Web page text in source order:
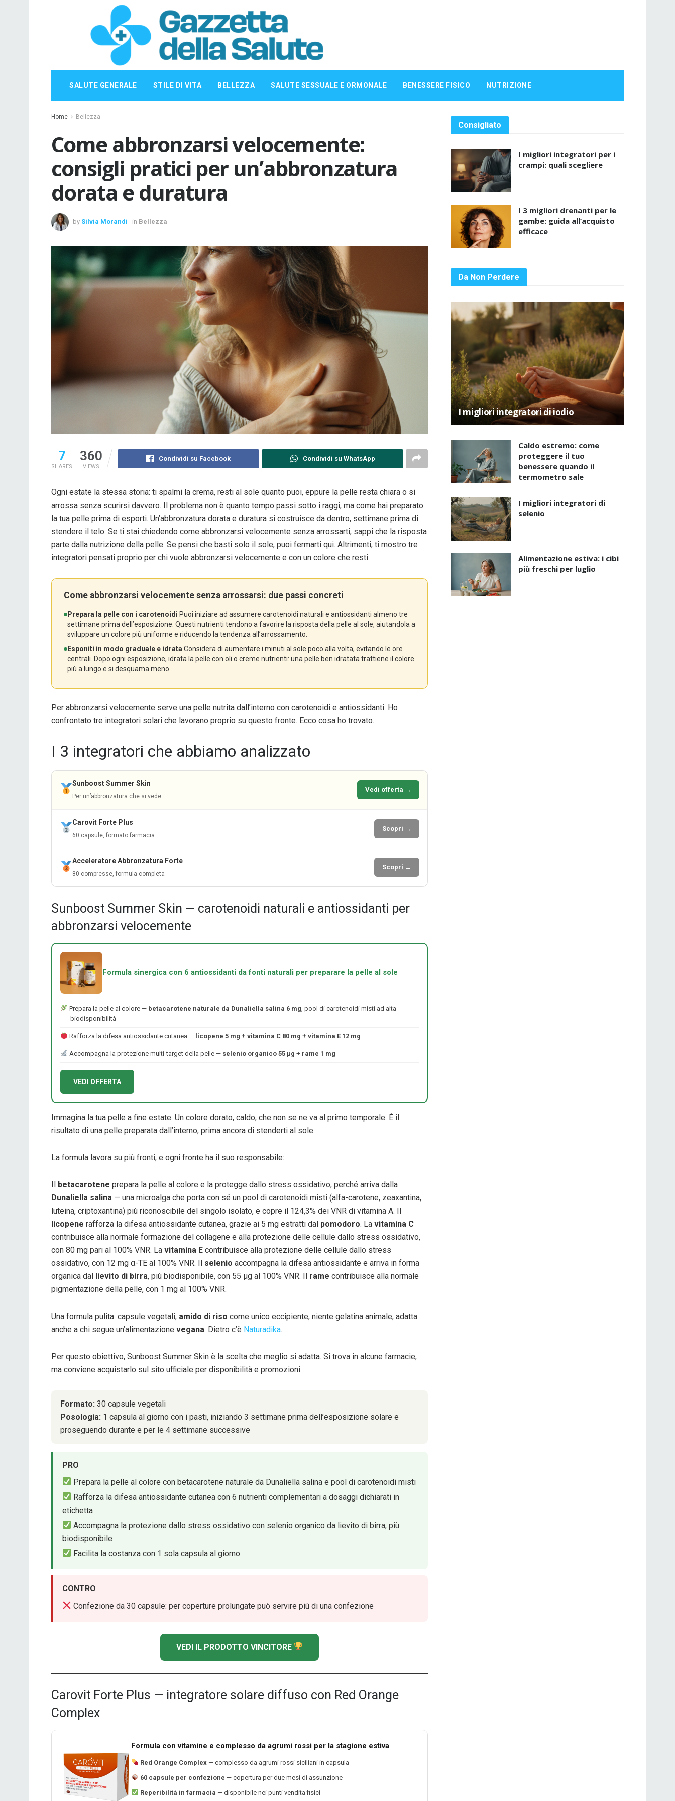
SALUTE GENERALE STILE DI VITA BELLEZZA SALUTE SESSUALE E ORMONALE BENESSERE FISICO NUTRIZIONE
Home Bellezza
Come abbronzarsi velocemente:
consigli pratici per un’abbronzatura
dorata e duratura
by Silvia Morandi in Bellezza
7
SHARES
360
VIEWS
Condividi su Facebook Condividi su WhatsApp
Ogni estate la stessa storia: ti spalmi la crema, resti al sole quanto puoi, eppure la pelle resta chiara o si
arrossa senza scurirsi davvero. Il problema non è quanto tempo passi sotto i raggi, ma come hai preparato
la tua pelle prima di esporti. Un’abbronzatura dorata e duratura si costruisce da dentro, settimane prima di
stendere il telo. Se ti stai chiedendo come abbronzarsi velocemente senza arrossarti, sappi che la risposta
parte dalla nutrizione della pelle. Se pensi che basti solo il sole, puoi fermarti qui. Altrimenti, ti mostro tre
integratori pensati proprio per chi vuole abbronzarsi velocemente e con un colore che resti.
Come abbronzarsi velocemente senza arrossarsi: due passi concreti
Prepara la pelle con i carotenoidi Puoi iniziare ad assumere carotenoidi naturali e antiossidanti almeno tre
settimane prima dell’esposizione. Questi nutrienti tendono a favorire la risposta della pelle al sole, aiutandola a
sviluppare un colore più uniforme e riducendo la tendenza all’arrossamento.
Esponiti in modo graduale e idrata Considera di aumentare i minuti al sole poco alla volta, evitando le ore
centrali. Dopo ogni esposizione, idrata la pelle con oli o creme nutrienti: una pelle ben idratata trattiene il colore
più a lungo e si desquama meno.
Per abbronzarsi velocemente serve una pelle nutrita dall’interno con carotenoidi e antiossidanti. Ho
confrontato tre integratori solari che lavorano proprio su questo fronte. Ecco cosa ho trovato.
I 3 integratori che abbiamo analizzato
Sunboost Summer Skin
Per un’abbronzatura che si vede
Vedi offerta →
Carovit Forte Plus
60 capsule, formato farmacia
Scopri →
Acceleratore Abbronzatura Forte
80 compresse, formula completa
Scopri →
Sunboost Summer Skin — carotenoidi naturali e antiossidanti per
abbronzarsi velocemente
Formula sinergica con 6 antiossidanti da fonti naturali per preparare la pelle al sole
Prepara la pelle al colore — betacarotene naturale da Dunaliella salina 6 mg , pool di carotenoidi misti ad alta
biodisponibilità
Rafforza la difesa antiossidante cutanea — licopene 5 mg + vitamina C 80 mg + vitamina E 12 mg
Accompagna la protezione multi-target della pelle — selenio organico 55 μg + rame 1 mg
VEDI OFFERTA
Immagina la tua pelle a fine estate. Un colore dorato, caldo, che non se ne va al primo temporale. È il
risultato di una pelle preparata dall’interno, prima ancora di stenderti al sole.
La formula lavora su più fronti, e ogni fronte ha il suo responsabile:
Il betacarotene prepara la pelle al colore e la protegge dallo stress ossidativo, perché arriva dalla
Dunaliella salina — una microalga che porta con sé un pool di carotenoidi misti (alfa-carotene, zeaxantina,
luteina, criptoxantina) più riconoscibile del singolo isolato, e copre il 124,3% dei VNR di vitamina A. Il
licopene rafforza la difesa antiossidante cutanea, grazie ai 5 mg estratti dal pomodoro. La vitamina C
contribuisce alla normale formazione del collagene e alla protezione delle cellule dallo stress ossidativo,
con 80 mg pari al 100% VNR. La vitamina E contribuisce alla protezione delle cellule dallo stress
ossidativo, con 12 mg α-TE al 100% VNR. Il selenio accompagna la difesa antiossidante e arriva in forma
organica dal lievito di birra, più biodisponibile, con 55 μg al 100% VNR. Il rame contribuisce alla normale
pigmentazione della pelle, con 1 mg al 100% VNR.
Una formula pulita: capsule vegetali, amido di riso come unico eccipiente, niente gelatina animale, adatta
anche a chi segue un’alimentazione vegana. Dietro c’è Naturadika.
Per questo obiettivo, Sunboost Summer Skin è la scelta che meglio si adatta. Si trova in alcune farmacie,
ma conviene acquistarlo sul sito ufficiale per disponibilità e promozioni.
Formato: 30 capsule vegetali
Posologia: 1 capsula al giorno con i pasti, iniziando 3 settimane prima dell’esposizione solare e
proseguendo durante e per le 4 settimane successive
PRO
Prepara la pelle al colore con betacarotene naturale da Dunaliella salina e pool di carotenoidi misti
Rafforza la difesa antiossidante cutanea con 6 nutrienti complementari a dosaggi dichiarati in
etichetta
Accompagna la protezione dallo stress ossidativo con selenio organico da lievito di birra, più
biodisponibile
Facilita la costanza con 1 sola capsula al giorno
CONTRO
Confezione da 30 capsule: per coperture prolungate può servire più di una confezione
VEDI IL PRODOTTO VINCITORE
Carovit Forte Plus — integratore solare diffuso con Red Orange
Complex
Formula con vitamine e complesso da agrumi rossi per la stagione estiva
Red Orange Complex— complesso da agrumi rossi siciliani in capsula
60 capsule per confezione — copertura per due mesi di assunzione
Reperibilità in farmacia — disponibile nei punti vendita fisici
Consigliato
I migliori integratori per i
crampi: quali scegliere
I 3 migliori drenanti per le
gambe: guida all’acquisto
efficace
Da Non Perdere
I migliori integratori di iodio
Caldo estremo: come
proteggere il tuo
benessere quando il
termometro sale
I migliori integratori di
selenio
Alimentazione estiva: i cibi
più freschi per luglio